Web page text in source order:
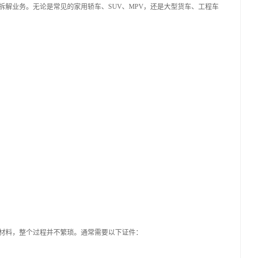
业务。无论是常见的家用轿车、SUV、MPV，还是大型货车、工程车
，整个过程并不繁琐。通常需要以下证件：